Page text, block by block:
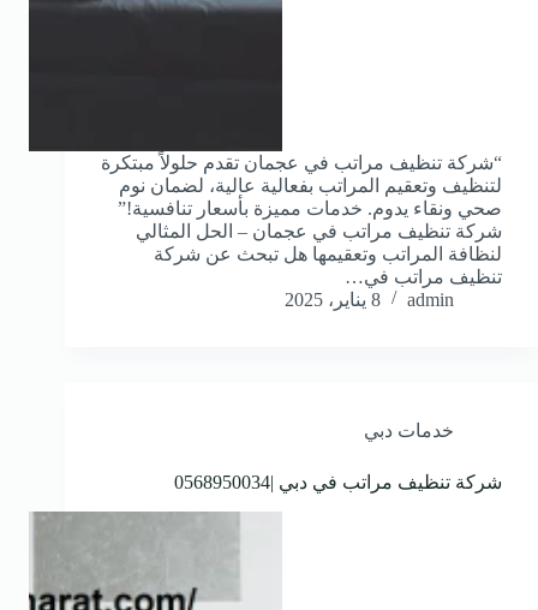
“شركة تنظيف مراتب في عجمان تقدم حلولاً مبتكرة
لتنظيف وتعقيم المراتب بفعالية عالية، لضمان نوم
صحي ونقاء يدوم. خدمات مميزة بأسعار تنافسية!”
شركة تنظيف مراتب في عجمان – الحل المثالي
لنظافة المراتب وتعقيمها هل تبحث عن شركة
تنظيف مراتب في…
admin
8 يناير، 2025
خدمات دبي
شركة تنظيف مراتب في دبي |0568950034